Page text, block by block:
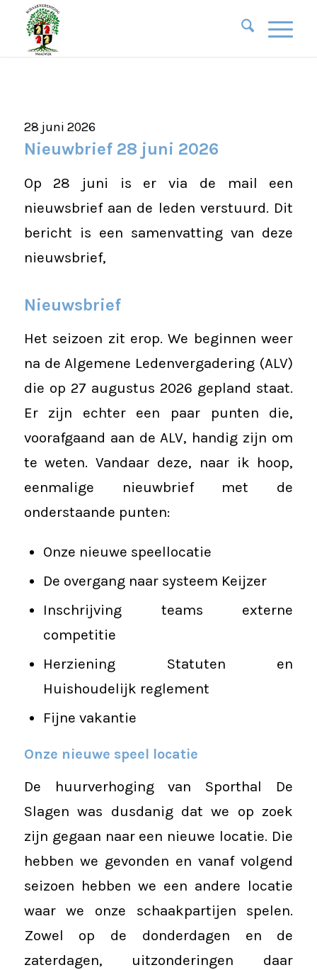
28 juni 2026
Nieuwbrief 28 juni 2026
Op 28 juni is er via de mail een
nieuwsbrief aan de leden verstuurd. Dit
bericht is een samenvatting van deze
nieuwsbrief,
Nieuwsbrief
Het seizoen zit erop. We beginnen weer
na de Algemene Ledenvergadering (ALV)
die op 27 augustus 2026 gepland staat.
Er zijn echter een paar punten die,
voorafgaand aan de ALV, handig zijn om
te weten. Vandaar deze, naar ik hoop,
eenmalige nieuwbrief met de
onderstaande punten:
Onze nieuwe speellocatie
De overgang naar systeem Keijzer
Inschrijving teams externe
competitie
Herziening Statuten en
Huishoudelijk reglement
Fijne vakantie
Onze nieuwe speel locatie
De huurverhoging van Sporthal De
Slagen was dusdanig dat we op zoek
zijn gegaan naar een nieuwe locatie. Die
hebben we gevonden en vanaf volgend
seizoen hebben we een andere locatie
waar we onze schaakpartijen spelen.
Zowel op de donderdagen en de
zaterdagen, uitzonderingen daar